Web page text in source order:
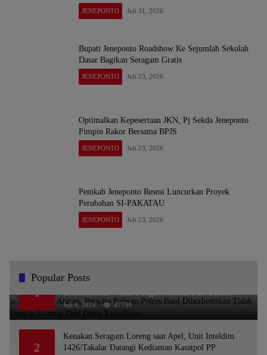
JENEPONTO Juli 31, 2026
Bupati Jeneponto Roadshow Ke Sejumlah Sekolah
Dasar Bagikan Seragam Gratis
JENEPONTO Juli 23, 2026
Optimalkan Kepesertaan JKN, Pj Sekda Jeneponto
Pimpin Rakor Bersama BPJS
JENEPONTO Juli 23, 2026
Pemkab Jeneponto Resmi Luncurkan Proyek
Perubahan SI-PAKATAU
JENEPONTO Juli 23, 2026
Popular Posts
1
Melanggar Aturan, Perwira Polwan Polres Buol
Diberhentikan Tidak Dengan Hormat Dari Dinas
Kepolisian
Juli 8, 2024 47739
2
Kenakan Seragam Loreng saat Apel, Unit Inteldim
1426/Takalar Datangi Kediaman Kasatpol PP